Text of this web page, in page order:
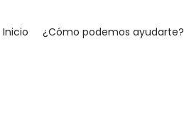
Inicio ¿Cómo podemos ayudarte?